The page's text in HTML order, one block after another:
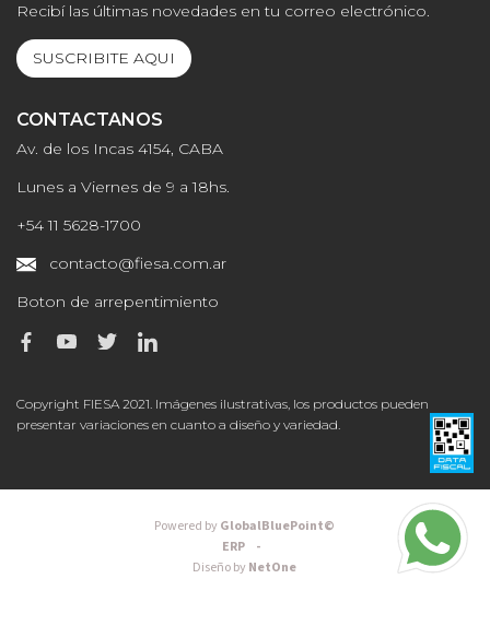
Recibí las últimas novedades en tu correo electrónico.
SUSCRIBITE AQUI
CONTACTANOS
Av. de los Incas 4154, CABA
Lunes a Viernes de 9 a 18hs.
+54 11 5628-1700
contacto@fiesa.com.ar
Boton de arrepentimiento
Copyright FIESA 2021. Imágenes ilustrativas, los productos pueden
presentar variaciones en cuanto a diseño y variedad.
Powered byGlobalBluePoint©
ERP -
Diseño byNetOne